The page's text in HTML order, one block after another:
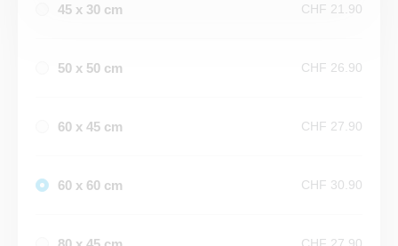
45 x 30 cm CHF 21.90
50 x 50 cm CHF 26.90
60 x 45 cm CHF 27.90
60 x 60 cm CHF 30.90